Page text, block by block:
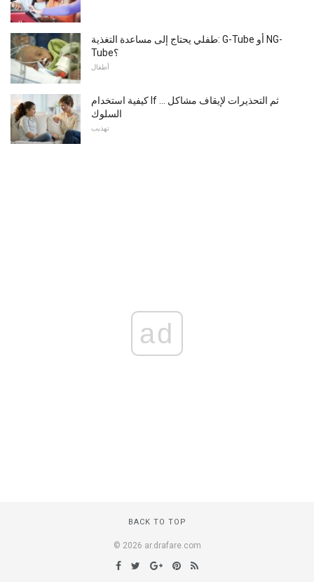
طفلي يحتاج إلى مساعدة التغذية: G-Tube أو NG-
Tube؟
أطفال
كيفية استخدام If ... ثم التحذيرات لإيقاف مشاكل
السلوك
تهذيب
ad
BACK TO TOP
© 2026 ar.drafare.com